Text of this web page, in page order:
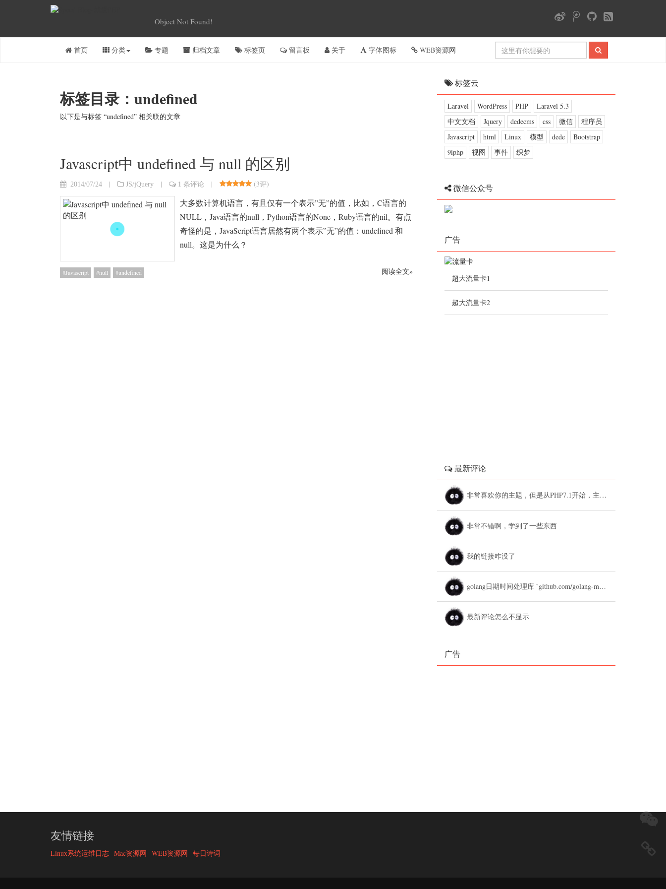
Object Not Found!
首页 分类 专题 归档文章 标签页 留言板 关于 字体图标 WEB资源网
标签目录：undefined
以下是与标签 “undefined” 相关联的文章
Javascript中 undefined 与 null 的区别
2014/07/24 | JS/jQuery | 1 条评论 | (3评)
大多数计算机语言，有且仅有一个表示”无”的值，比如，C语言的
NULL，Java语言的null，Python语言的None，Ruby语言的nil。有点
奇怪的是，JavaScript语言居然有两个表示”无”的值：undefined 和
null。这是为什么？
Javascript null undefined 阅读全文»
标签云
Laravel WordPress PHP
Laravel 5.3
中文文档
Jquery dedecms css 微信
程序员
Javascript
html Linux 模型 dede
Bootstrap
9iphp
视图 事件 织梦
微信公众号
广告
超大流量卡1
超大流量卡2
最新评论
非常喜欢你的主题，但是从PHP7.1开始，主题设置中的列表广告和文章底部广告无法...
非常不错啊，学到了一些东西
我的链接咋没了
golang日期时间处理库 `github.com/golang-module/...
最新评论怎么不显示
广告
友情链接
Linux系统运维日志 Mac资源网 WEB资源网 每日诗词